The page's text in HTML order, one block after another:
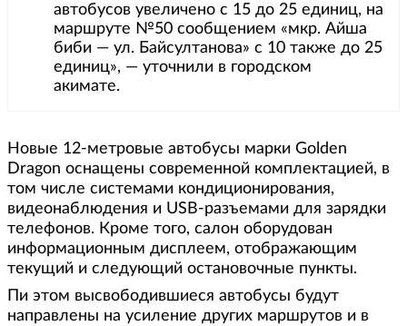
автобусов увеличено с 15 до 25 единиц, на
маршруте №50 сообщением «мкр. Айша
биби — ул. Байсултанова» с 10 также до 25
единиц», — уточнили в городском
акимате.
Новые 12-метровые автобусы марки Golden
Dragon оснащены современной комплектацией, в
том числе системами кондиционирования,
видеонаблюдения и USB-разъемами для зарядки
телефонов. Кроме того, салон оборудован
информационным дисплеем, отображающим
текущий и следующий остановочные пункты.
Пи этом высвободившиеся автобусы будут
направлены на усиление других маршрутов и в